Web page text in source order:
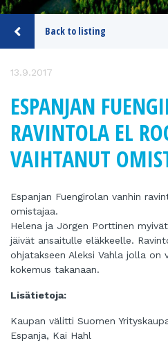
Back to listing
13.9.2017
ESPANJAN
RAVINTOLA EL
VAIHTANUT
Espanjan Fuengirolan vanhin
omistajaa.
Helena ja Jörgen Porttinen
jäivät ansaitulle eläkkeelle.
ohjatakseen Aleksi Vahla jolla on
kokemus takanaan.
Lisätietoja:
Kaupan välitti Suomen
Espanja, Kai Hahl